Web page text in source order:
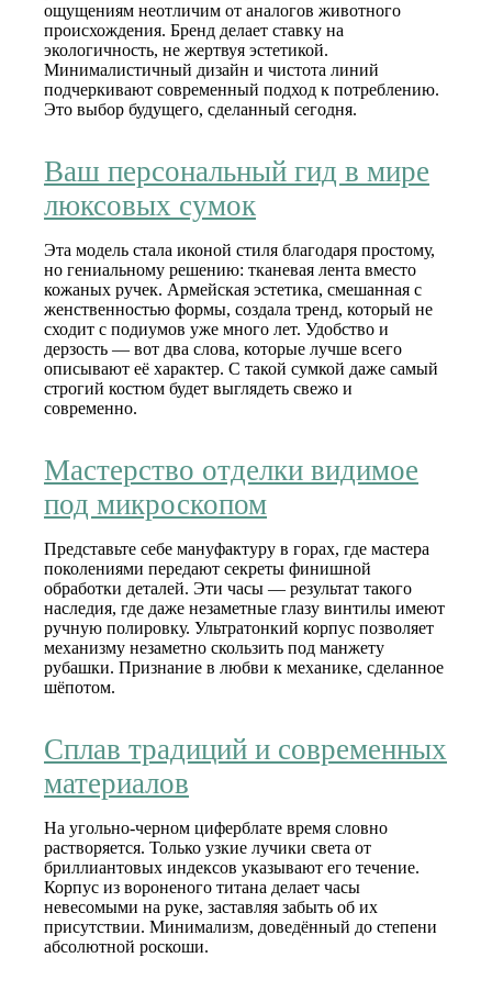
ощущениям неотличим от аналогов животного
происхождения. Бренд делает ставку на
экологичность, не жертвуя эстетикой.
Минималистичный дизайн и чистота линий
подчеркивают современный подход к потреблению.
Это выбор будущего, сделанный сегодня.
Ваш персональный гид в мире
люксовых сумок
Эта модель стала иконой стиля благодаря простому,
но гениальному решению: тканевая лента вместо
кожаных ручек. Армейская эстетика, смешанная с
женственностью формы, создала тренд, который не
сходит с подиумов уже много лет. Удобство и
дерзость — вот два слова, которые лучше всего
описывают её характер. С такой сумкой даже самый
строгий костюм будет выглядеть свежо и
современно.
Мастерство отделки видимое
под микроскопом
Представьте себе мануфактуру в горах, где мастера
поколениями передают секреты финишной
обработки деталей. Эти часы — результат такого
наследия, где даже незаметные глазу винтилы имеют
ручную полировку. Ультратонкий корпус позволяет
механизму незаметно скользить под манжету
рубашки. Признание в любви к механике, сделанное
шёпотом.
Сплав традиций и современных
материалов
На угольно-черном циферблате время словно
растворяется. Только узкие лучики света от
бриллиантовых индексов указывают его течение.
Корпус из вороненого титана делает часы
невесомыми на руке, заставляя забыть об их
присутствии. Минимализм, доведённый до степени
абсолютной роскоши.